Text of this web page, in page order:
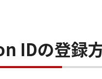
IDの登録